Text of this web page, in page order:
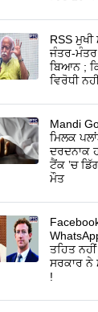
RSS
ਜੰਤਰ-ਮੰਤਰ
ਬਿਆਨ ;
ਵਿਰੋਧੀ
Mandi
ਮਿਲਕ
ਦਰਦਨਾਕ
ਟੈਂਕ ’ਚ
ਮੌਤ
ਤਹਿਤ
ਸਰਕਾਰ ਨੇ
!